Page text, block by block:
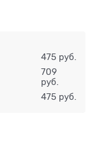
475 руб.
709
руб.
475 руб.